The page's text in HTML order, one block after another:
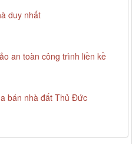
duy nhất
an toàn công trình liền kề
bán nhà đất Thủ Đức